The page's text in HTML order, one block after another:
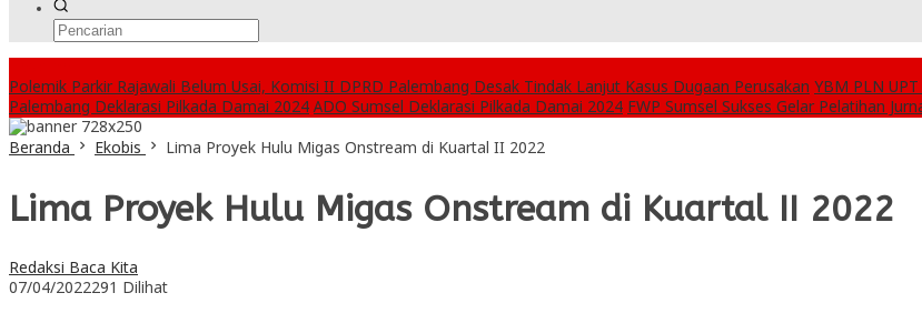
Polemik Parkir Rajawali Belum Usai, Komisi II DPRD Palembang Desak Tindak Lanjut Kasus Dugaan Perusakan YBM PLN
Palembang Deklarasi Pilkada Damai 2024 ADO Sumsel Deklarasi Pilkada Damai 2024 FWP Sumsel Sukses Gelar Pelatihan
Beranda Ekobis Lima Proyek Hulu Migas Onstream di Kuartal II 2022
Lima Proyek Hulu Migas Onstream di Kuartal II 2022
Redaksi Baca Kita
07/04/2022291 Dilihat